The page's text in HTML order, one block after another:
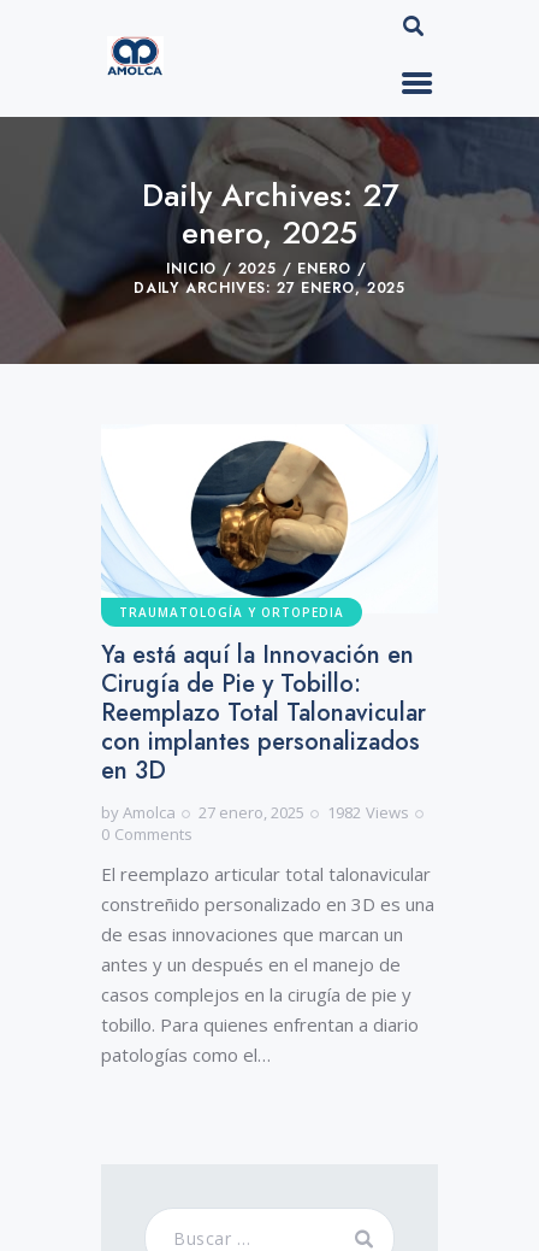
Daily Archives: 27
enero, 2025
INICIO 2025
ENERO
DAILY ARCHIVES: 27 ENERO, 2025
TRAUMATOLOGÍA Y ORTOPEDIA
Ya está aquí la Innovación en
Cirugía de Pie y Tobillo:
Reemplazo Total Talonavicular
con implantes personalizados
en 3D
byAmolca 27 enero, 2025 1982 Views
0 Comments
El reemplazo articular total talonavicular
constreñido personalizado en 3D es una
de esas innovaciones que marcan un
antes y un después en el manejo de
casos complejos en la cirugía de pie y
tobillo. Para quienes enfrentan a diario
patologías como el…